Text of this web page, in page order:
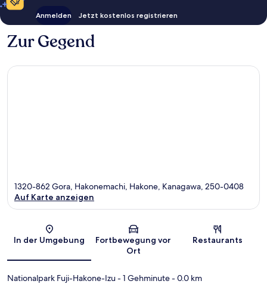
Anmelden Jetzt kostenlos registrieren
Zur Gegend
Karte
1320-862 Gora, Hakonemachi, Hakone, Kanagawa, 250-0408
Auf Karte anzeigen
In der Umgebung
Fortbewegung vor
Ort
Restaurants
Nationalpark Fuji-Hakone-Izu- 1 Gehminute- 0.0 km